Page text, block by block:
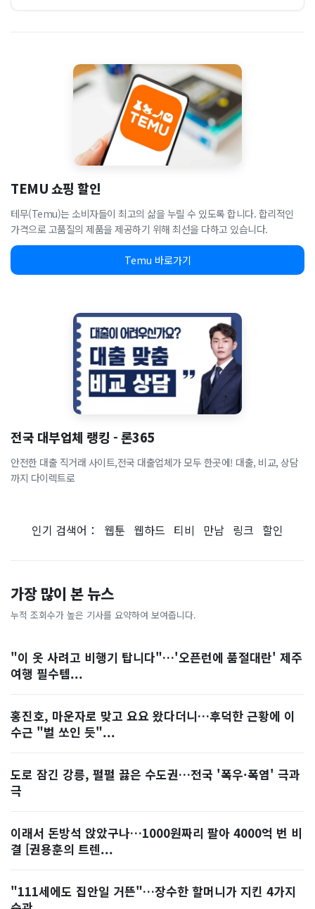
TEMU 쇼핑 할인
테무(Temu)는 소비자들이 최고의 삶을 누릴 수 있도록 합니다. 합리적인
가격으로 고품질의 제품을 제공하기 위해 최선을 다하고 있습니다.
Temu 바로가기
전국 대부업체 랭킹 - 론365
안전한 대출 직거래 사이트,전국 대출업체가 모두 한곳에! 대출, 비교, 상담
까지 다이렉트로
인기 검색어： 웹툰 웹하드 티비 만남 링크 할인
가장 많이 본 뉴스
누적 조회수가 높은 기사를 요약하여 보여줍니다.
"이 옷 사려고 비행기 탑니다"…'오픈런에 품절대란' 제주
여행 필수템...
홍진호, 마운자로 맞고 요요 왔다더니…후덕한 근황에 이
수근 "벌 쏘인 듯"...
도로 잠긴 강릉, 펄펄 끓은 수도권…전국 '폭우·폭염' 극과
극
이래서 돈방석 앉았구나…1000원짜리 팔아 4000억 번 비
결 [권용훈의 트렌...
"111세에도 집안일 거뜬"…장수한 할머니가 지킨 4가지